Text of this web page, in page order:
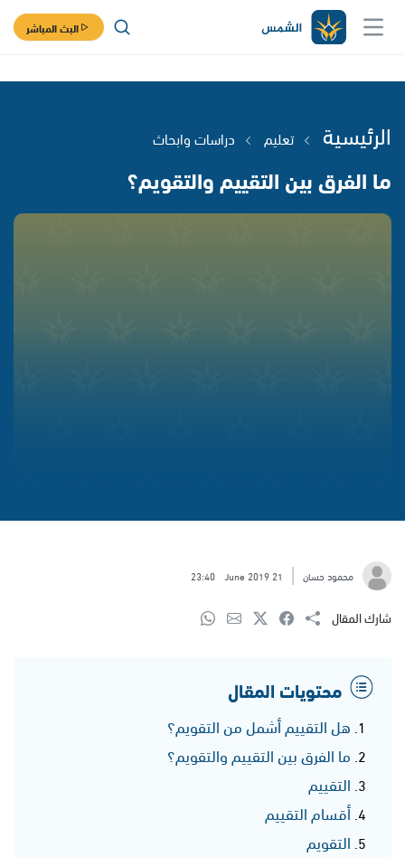
البث المباشر
الرئيسية تعليم دراسات وابحاث
ما الفرق بين التقييم والتقويم؟
محمود حسان 21 June 2019
23:40
شارك المقال
محتويات المقال
هل التقييم أشمل من التقويم؟
ما الفرق بين التقييم والتقويم؟
التقييم
أقسام التقييم
التقويم